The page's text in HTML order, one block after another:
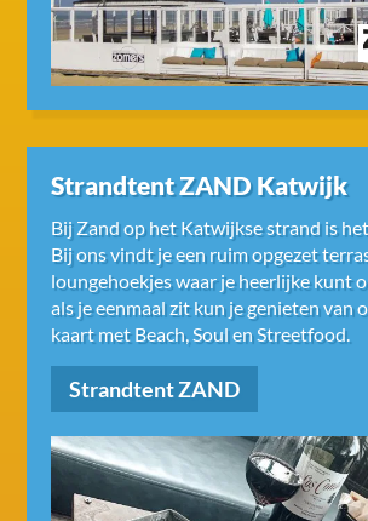
Strandtent ZAND Katwijk
Bij Zand op het Katwijkse strand is
Bij ons vindt je een ruim opgezet
loungehoekjes waar je heerlijke kunt
als je eenmaal zit kun je genieten van
kaart met Beach, Soul en Streetfood.
Strandtent ZAND